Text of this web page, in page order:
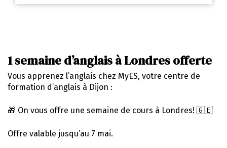
1 semaine d’anglais à Londres offerte
Vous apprenez l’anglais chez MyES, votre centre de
formation d’anglais à Dijon :
🎁 On vous offre une semaine de cours à Londres! 🇬🇧
Offre valable jusqu’au 7 mai.